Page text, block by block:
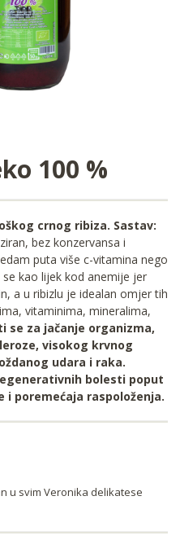
100 %
crnog ribiza. Sastav:
bez konzervansa i
puta više c-vitamina nego
kao lijek kod anemije jer
a u ribizlu je idealan omjer tih
vitaminima, mineralima,
se za jačanje organizma,
visokog krvnog
udara i raka.
bolesti poput
i poremećaja raspoloženja.
u svim Veronika delikatese